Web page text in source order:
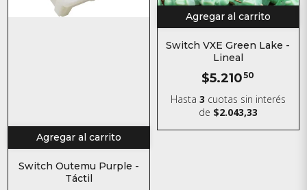
Agregar al carrito
Switch Outemu Purple -
Táctil
Agregar al carrito
Switch VXE Green Lake -
Lineal
$5.21050
Hasta 3 cuotas sin interés
de $2.043,33